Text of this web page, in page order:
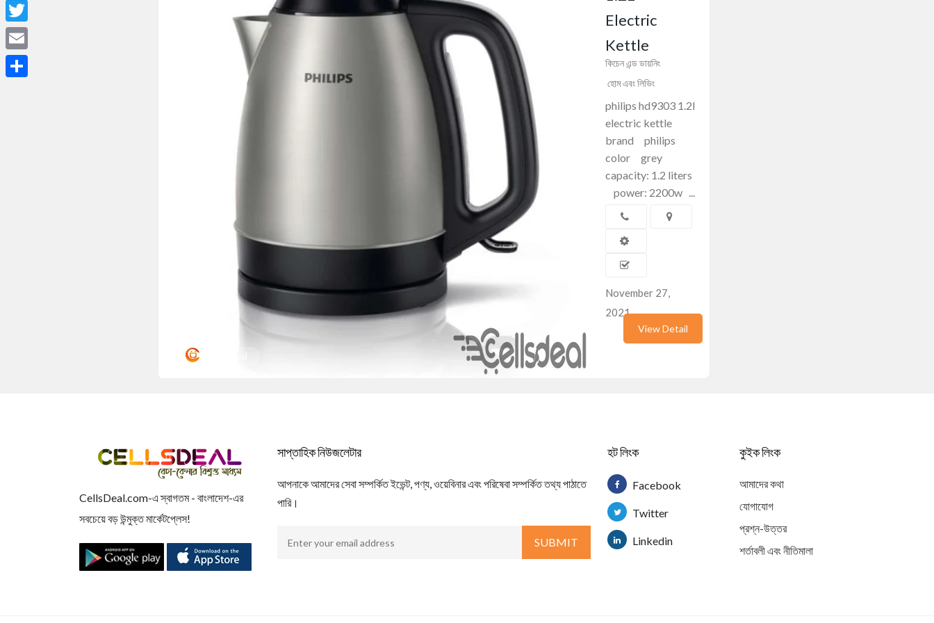
Electric
Kettle
কিচেন এন্ড ডায়নিং
হোম এবং লিভিং
philips hd9303 1.2l
electric kettle
brand philips
color grey
capacity: 1.2 liters
power: 2200w ...
November 27,
2021
View Detail
CellsDeal.com-এ স্বাগতম - বাংলাদেশ-এর
সবচেয়ে বড় উন্মুক্ত মার্কেটপ্লেস!
সাপ্তাহিক নিউজলেটার
আপনাকে আমাদের সেবা সম্পর্কিত ইভেন্ট, পণ্য, ওয়েবিনার এবং পরিষেবা সম্পর্কিত তথ্য পাঠাতে
পারি।
হট লিংক
Facebook
Twitter
Linkedin
কুইক লিংক
আমাদের কথা
যোগাযোগ
প্রশ্ন-উত্তর
শর্তাবলী এবং নীতিমালা
Facebook
Twitter
Email